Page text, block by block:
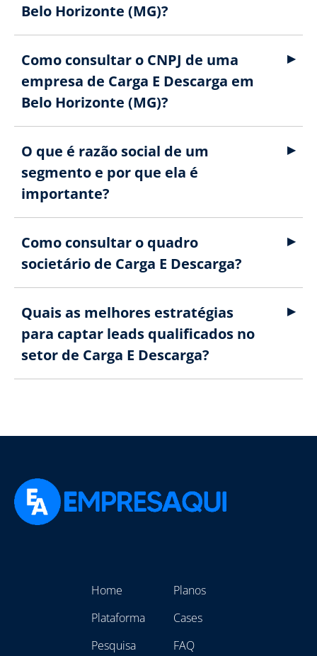
Belo Horizonte (MG)?
Como consultar o CNPJ de uma
empresa de Carga E Descarga em
Belo Horizonte (MG)?
O que é razão social de um
segmento e por que ela é
importante?
Como consultar o quadro
societário de Carga E Descarga?
Quais as melhores estratégias
para captar leads qualificados no
setor de Carga E Descarga?
Home
Plataforma
Pesquisa
Planos
Cases
FAQ